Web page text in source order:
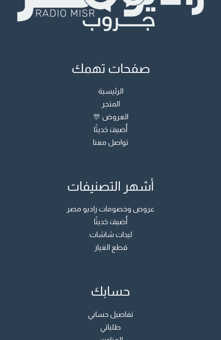
صفحات تهمك
الرئيسية
المتجر
العروض 🎊
أُضيفَ حَديثًا
تواصل معنا
أشهر التصنيفات
عروض وخصومات راديو مصر
أُضيفَ حَديثًا
ليدات شاشات
قطع الغيار
حسابك
تفاصيل حسابي
طلباتي